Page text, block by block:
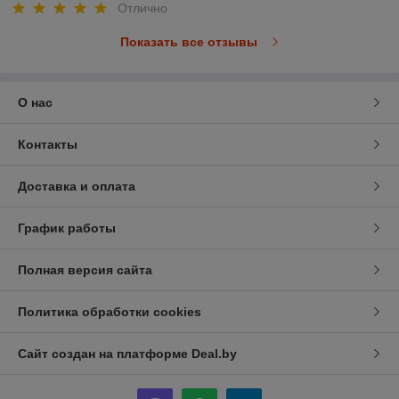
Отлично
Показать все отзывы
О нас
Контакты
Доставка и оплата
График работы
Полная версия сайта
Политика обработки cookies
Сайт создан на платформе Deal.by